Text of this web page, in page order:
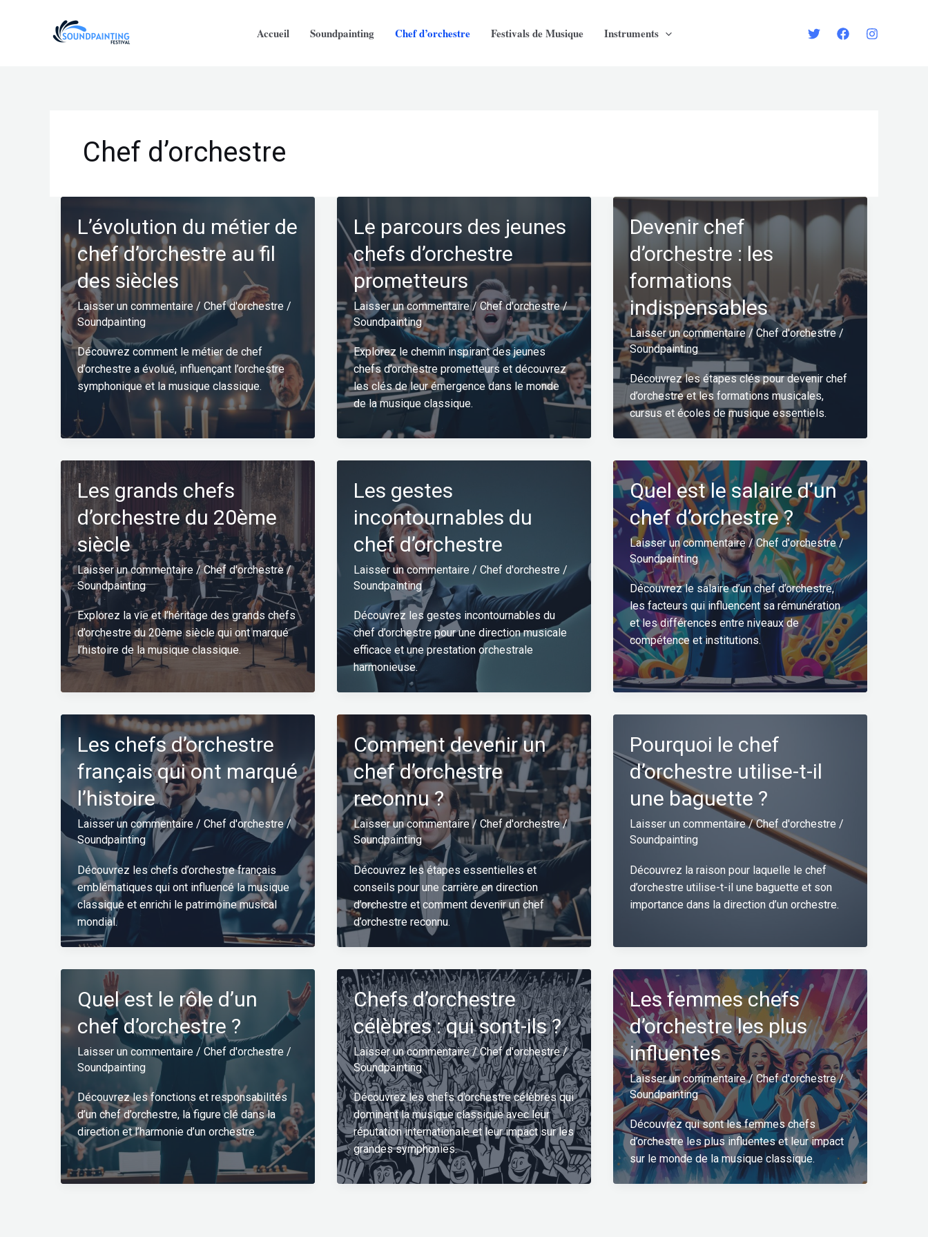
Accueil Soundpainting Chef d’orchestre Festivals de Musique Instruments
Chef d’orchestre
L’évolution du métier de
chef d’orchestre au fil
des siècles
Laisser un commentaire / Chef d'orchestre /
Soundpainting
Découvrez comment le métier de chef
d’orchestre a évolué, influençant l’orchestre
symphonique et la musique classique.
Le parcours des jeunes
chefs d’orchestre
prometteurs
Laisser un commentaire /Chef d'orchestre/
Soundpainting
Explorez le chemin inspirant des jeunes
chefs d’orchestre prometteurs et découvrez
les clés de leur émergence dans le monde
de la musique classique.
Devenir chef
d’orchestre : les
formations
indispensables
Laisser un commentaire / Chef d'orchestre/
Soundpainting
Découvrez les étapes clés pour devenir chef
d’orchestre et les formations musicales,
cursus et écoles de musique essentiels.
Les grands chefs
d’orchestre du 20ème
siècle
Laisser un commentaire /Chef d'orchestre/
Soundpainting
Explorez la vie et l’héritage des grands chefs
d’orchestre du 20ème siècle qui ont marqué
l’histoire de la musique classique.
Les gestes
incontournables du
chef d’orchestre
Laisser un commentaire / Chef d'orchestre /
Soundpainting
Découvrez les gestes incontournables du
chef d’orchestre pour une direction musicale
efficace et une prestation orchestrale
harmonieuse.
Quel est le salaire d’un
chef d’orchestre ?
Laisser un commentaire /Chef d'orchestre/
Soundpainting
Découvrez le salaire d’un chef d’orchestre,
les facteurs qui influencent sa rémunération
et les différences entre niveaux de
compétence et institutions.
Les chefs d’orchestre
français qui ont marqué
l’histoire
Laisser un commentaire / Chef d'orchestre/
Soundpainting
Découvrez les chefs d’orchestre français
emblématiques qui ont influencé la musique
classique et enrichi le patrimoine musical
mondial.
Comment devenir un
chef d’orchestre
reconnu ?
Laisser un commentaire / Chef d'orchestre/
Soundpainting
Découvrez les étapes essentielles et
conseils pour une carrière en direction
d’orchestre et comment devenir un chef
d’orchestre reconnu.
Pourquoi le chef
d’orchestre utilise-t-il
une baguette ?
Laisser un commentaire /Chef d'orchestre /
Soundpainting
Découvrez la raison pour laquelle le chef
d’orchestre utilise-t-il une baguette et son
importance dans la direction d’un orchestre.
Quel est le rôle d’un
chef d’orchestre ?
Laisser un commentaire / Chef d'orchestre /
Soundpainting
Découvrez les fonctions et responsabilités
d’un chef d’orchestre, la figure clé dans la
direction et l’harmonie d’un orchestre.
Chefs d’orchestre
célèbres : qui sont-ils ?
Laisser un commentaire /Chef d'orchestre/
Soundpainting
Découvrez les chefs d’orchestre célèbres qui
dominent la musique classique avec leur
réputation internationale et leur impact sur les
grandes symphonies.
Les femmes chefs
d’orchestre les plus
influentes
Laisser un commentaire /Chef d'orchestre/
Soundpainting
Découvrez qui sont les femmes chefs
d’orchestre les plus influentes et leur impact
sur le monde de la musique classique.